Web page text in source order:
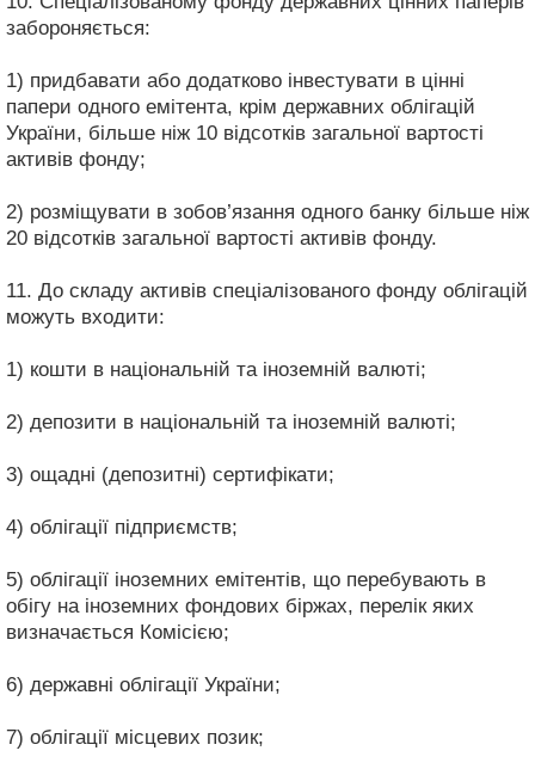
забороняється:
1) придбавати або додатково інвестувати в цінні
папери одного емітента, крім державних облігацій
України, більше ніж 10 відсотків загальної вартості
активів фонду;
2) розміщувати в зобов’язання одного банку більше ніж
20 відсотків загальної вартості активів фонду.
11. До складу активів спеціалізованого фонду облігацій
можуть входити:
1) кошти в національній та іноземній валюті;
2) депозити в національній та іноземній валюті;
3) ощадні (депозитні) сертифікати;
4) облігації підприємств;
5) облігації іноземних емітентів, що перебувають в
обігу на іноземних фондових біржах, перелік яких
визначається Комісією;
6) державні облігації України;
7) облігації місцевих позик;